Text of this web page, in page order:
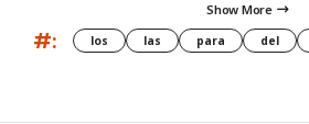
Show More
#: los las para del